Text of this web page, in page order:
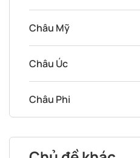
Châu Mỹ
Châu Úc
Châu Phi